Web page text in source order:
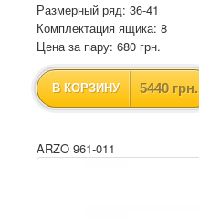
Размерный ряд: 36-41
Комплектация ящика: 8
Цена за пару: 680 грн.
В КОРЗИНУ 5440 грн.
ARZO 961-011